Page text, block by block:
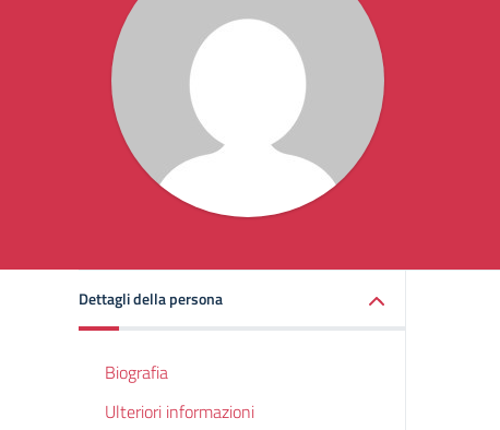
Dettagli della persona
Biografia
Ulteriori informazioni